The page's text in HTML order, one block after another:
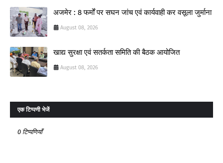
अजमेर : 8 फर्मों पर सघन जांच एवं कार्यवाही कर वसूला जुर्माना
August 08, 2026
खाद्य सुरक्षा एवं सतर्कता समिति की बैठक आयोजित
August 08, 2026
एक टिप्पणी भेजें
0 टिप्पणियाँ